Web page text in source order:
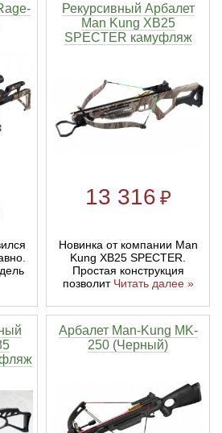
Рекурсивный Арбалет
Man Kung XB25
SPECTER камуфляж
13 316 ₽
Новинка от компании Man
Kung XB25 SPECTER.
Простая конструкция
позволит Читать далее »
Арбалет Man-Kung MK-
250 (Черный)